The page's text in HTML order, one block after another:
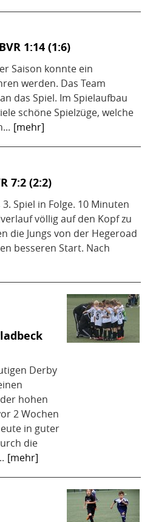
1:14 (1:6)
Saison konnte ein
werden. Das Team
das Spiel. Im Spielaufbau
schöne Spielzüge, welche
[mehr]
7:2 (2:2)
Spiel in Folge. 10 Minuten
völlig auf den Kopf zu
die Jungs von der Hegeroad
besseren Start. Nach
Derby
hohen
2 Wochen
in guter
die
[mehr]